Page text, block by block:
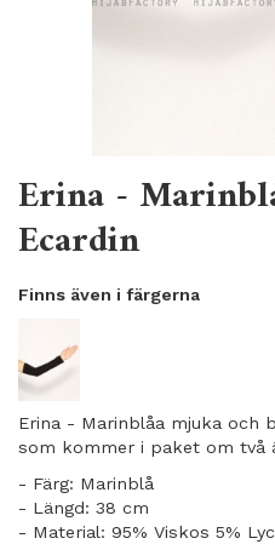
Erina -
Ecardin
Finns även i färgerna
Erina - Marinblåa mjuka och
som kommer i paket om två
- Färg: Marinblå
- Längd: 38 cm
- Material: 95% Viskos 5%